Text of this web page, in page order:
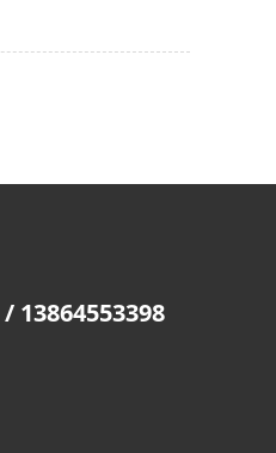
/ 13864553398